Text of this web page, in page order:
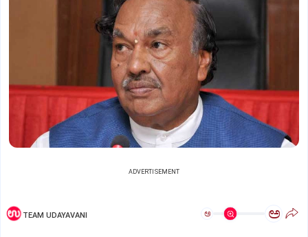
ADVERTISEMENT
TEAM UDAYAVANI ಅ ಅ